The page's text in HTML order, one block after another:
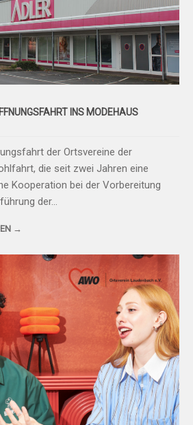
INS MODEHAUS
der Ortsvereine der
die seit zwei Jahren eine
Kooperation bei der Vorbereitung
der…
→